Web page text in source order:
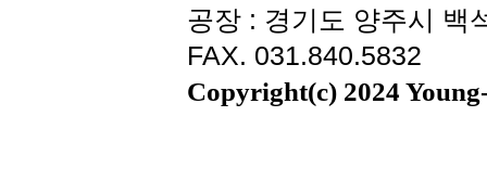
공장 : 경기도 양주시 백
FAX. 031.840.5832
Copyright(c) 2024